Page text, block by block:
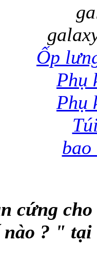
Ốp
Phụ
Phụ
bao
cứng
? " tại